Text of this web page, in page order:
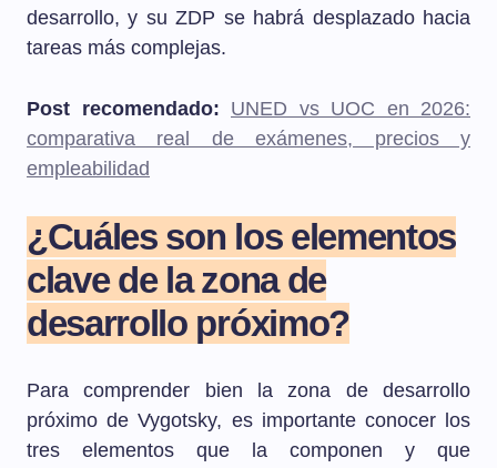
desarrollo, y su ZDP se habrá desplazado hacia
tareas más complejas.
Post recomendado: UNED vs UOC en 2026:
comparativa real de exámenes, precios y
empleabilidad
¿Cuáles son los elementos
clave de la zona de
desarrollo próximo?
Para comprender bien la zona de desarrollo
próximo de Vygotsky, es importante conocer los
tres elementos que la componen y que